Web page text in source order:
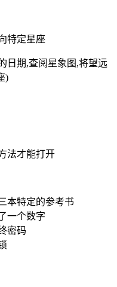
特定星座
日期,查阅星象图,将望远
)
法才能打开
本特定的参考书
一个数字
密码